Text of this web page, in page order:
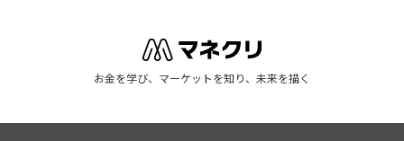
お金を学び、マーケットを知り、未来を描く